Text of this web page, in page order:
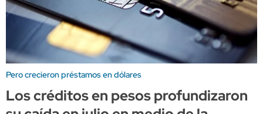
Pero crecieron préstamos en dólares
Los créditos en pesos profundizaron